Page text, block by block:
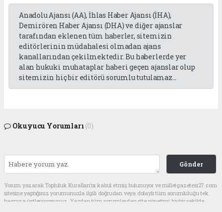
Anadolu Ajansı (AA), İhlas Haber Ajansı (İHA),
Demirören Haber Ajansı (DHA) ve diğer ajanslar
tarafından eklenen tüm haberler, sitemizin
editörlerinin müdahalesi olmadan ajans
kanallarından çekilmektedir. Bu haberlerde yer
alan hukuki muhataplar haberi geçen ajanslar olup
sitemizin hiç bir editörü sorumlu tutulamaz...
Okuyucu Yorumları (0)
Gönder
Yorum yazarak Topluluk Kuralları’nı kabul etmiş bulunuyor ve milletgazetesi27.com
sitesine yaptığınız yorumunuzla ilgili doğrudan veya dolaylı tüm sorumluluğu tek
başınıza üstleniyorsunuz. Yazılan tüm yorumlardan site yönetimi hiçbir şekilde